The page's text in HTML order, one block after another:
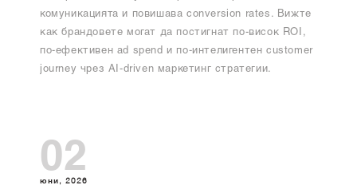
комуникацията и повишава conversion rates. Вижте
как брандовете могат да постигнат по-висок ROI,
по-ефективен ad spend и по-интелигентен customer
journey чрез AI-driven маркетинг стратегии.
02
юни, 2026